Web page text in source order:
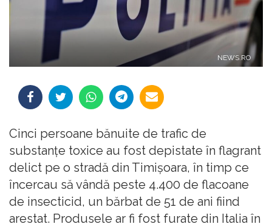
NEWS.RO
Cinci persoane bănuite de trafic de
substanţe toxice au fost depistate în flagrant
delict pe o stradă din Timişoara, în timp ce
încercau să vândă peste 4.400 de flacoane
de insecticid, un bărbat de 51 de ani fiind
arestat. Produsele ar fi fost furate din Italia în